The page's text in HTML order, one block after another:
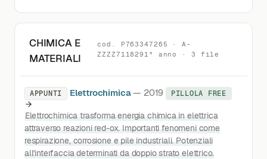
CHIMICA E
MATERIALI
cod. P763347265 · A-
ZZZZ7118291° anno · 3 file
APPUNTI Elettrochimica — 2019 PILLOLA FREE
Elettrochimica trasforma energia chimica in elettrica
attraverso reazioni red-ox. Importanti fenomeni come
respirazione, corrosione e pile industriali. Potenziali
all'interfaccia determinati da doppio strato elettrico.